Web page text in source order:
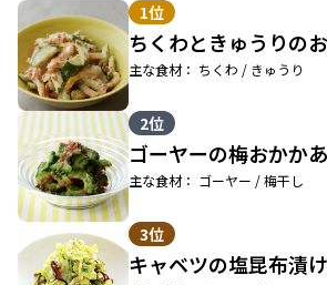
1位
ちくわときゅうりの
主な食材： ちくわ / きゅうり
2位
ゴーヤーの梅おかか
主な食材： ゴーヤー / 梅干し
3位
キャベツの塩昆布漬け